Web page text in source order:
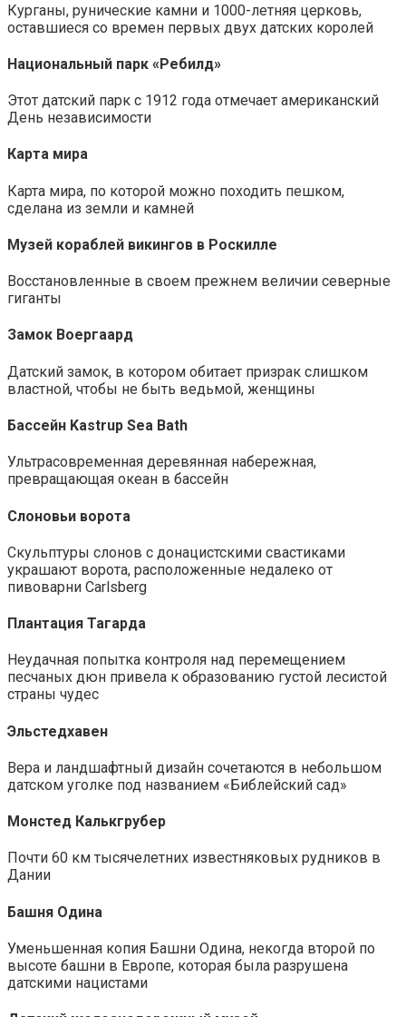
Курганы, рунические камни и 1000-летняя церковь,
оставшиеся со времен первых двух датских королей
Национальный парк «Ребилд»
Этот датский парк с 1912 года отмечает американский
День независимости
Карта мира
Карта мира, по которой можно походить пешком,
сделана из земли и камней
Музей кораблей викингов в Роскилле
Восстановленные в своем прежнем величии северные
гиганты
Замок Воергаард
Датский замок, в котором обитает призрак слишком
властной, чтобы не быть ведьмой, женщины
Бассейн Kastrup Sea Bath
Ультрасовременная деревянная набережная,
превращающая океан в бассейн
Слоновьи ворота
Скульптуры слонов с донацистскими свастиками
украшают ворота, расположенные недалеко от
пивоварни Carlsberg
Плантация Тагарда
Неудачная попытка контроля над перемещением
песчаных дюн привела к образованию густой лесистой
страны чудес
Эльстедхавен
Вера и ландшафтный дизайн сочетаются в небольшом
датском уголке под названием «Библейский сад»
Монстед Калькгрубер
Почти 60 км тысячелетних известняковых рудников в
Дании
Башня Одина
Уменьшенная копия Башни Одина, некогда второй по
высоте башни в Европе, которая была разрушена
датскими нацистами